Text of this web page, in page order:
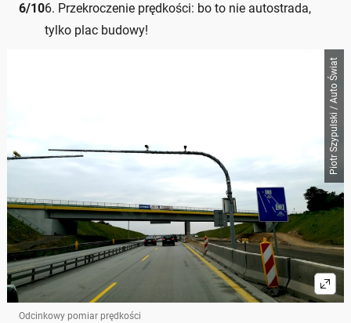
6/106. Przekroczenie prędkości: bo to nie autostrada,
tylko plac budowy!
Piotr Szypulski / Auto Świat
Odcinkowy pomiar prędkości